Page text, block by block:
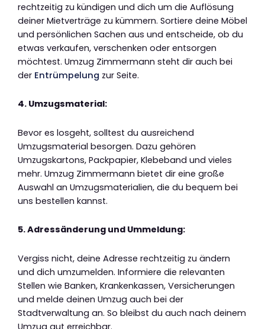
rechtzeitig zu kündigen und dich um die Auflösung
deiner Mietverträge zu kümmern. Sortiere deine Möbel
und persönlichen Sachen aus und entscheide, ob du
etwas verkaufen, verschenken oder entsorgen
möchtest. Umzug Zimmermann steht dir auch bei
der Entrümpelung zur Seite.
4. Umzugsmaterial:
Bevor es losgeht, solltest du ausreichend
Umzugsmaterial besorgen. Dazu gehören
Umzugskartons, Packpapier, Klebeband und vieles
mehr. Umzug Zimmermann bietet dir eine große
Auswahl an Umzugsmaterialien, die du bequem bei
uns bestellen kannst.
5. Adressänderung und Ummeldung:
Vergiss nicht, deine Adresse rechtzeitig zu ändern
und dich umzumelden. Informiere die relevanten
Stellen wie Banken, Krankenkassen, Versicherungen
und melde deinen Umzug auch bei der
Stadtverwaltung an. So bleibst du auch nach deinem
Umzug gut erreichbar.